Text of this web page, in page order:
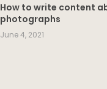
How to write content
photographs
June 4, 2021